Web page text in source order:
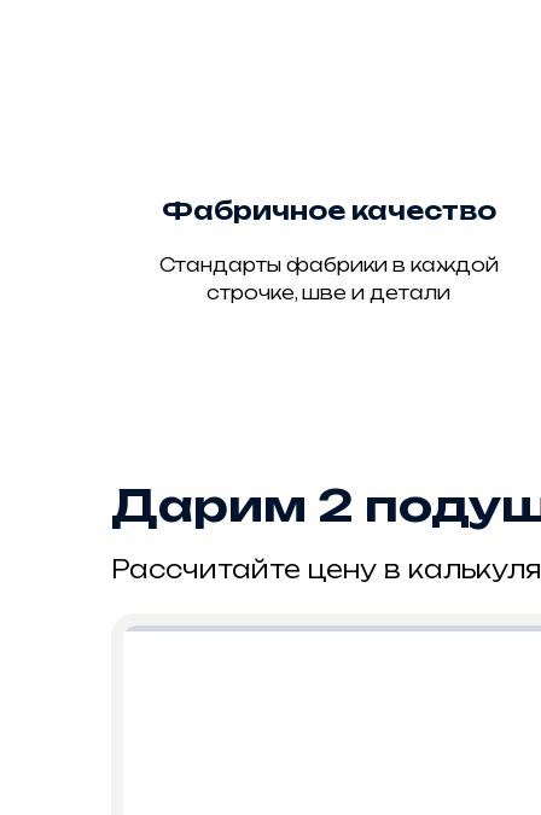
Фабричное качество
Стандарты фабрики в каждой
строчке, шве и детали
Дарим 2
Рассчитайте цену в